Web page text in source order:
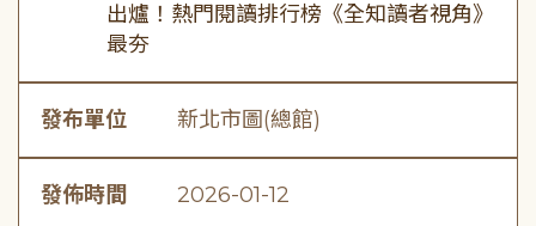
出爐！熱門閱讀排行榜《全知讀者視角》
最夯
發布單位 新北市圖(總館)
發佈時間 2026-01-12